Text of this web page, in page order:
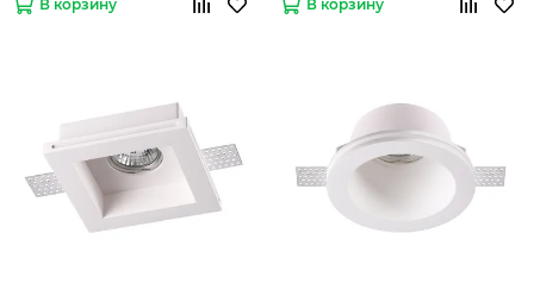
В корзину В корзину